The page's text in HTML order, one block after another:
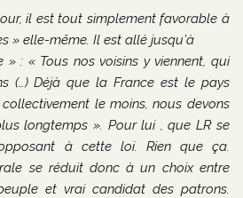
il est tout simplement favorable à
» elle-même. Il est allé jusqu’à
» : « Tous nos voisins y viennent, qui
(…) Déjà que la France est le pays
le moins, nous devons
longtemps ». Pour lui , que LR se
à cette loi. Rien que ça.
se réduit donc à un choix entre
et vrai candidat des patrons.